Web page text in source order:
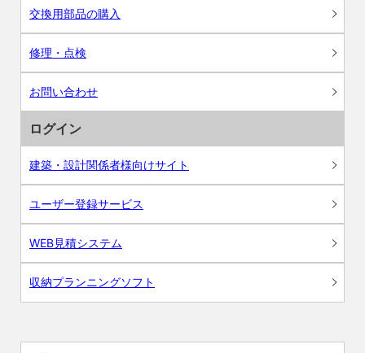
交換用部品の購入
修理・点検
お問い合わせ
ログイン
建築・設計関係者様向けサイト
ユーザー登録サービス
WEB見積システム
収納プランニングソフト